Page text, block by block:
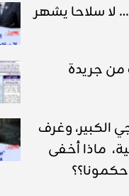
سلاحا يشهر
صدور العدد 602 من جريدة
الكبير، وغرف
ماذا أخفى